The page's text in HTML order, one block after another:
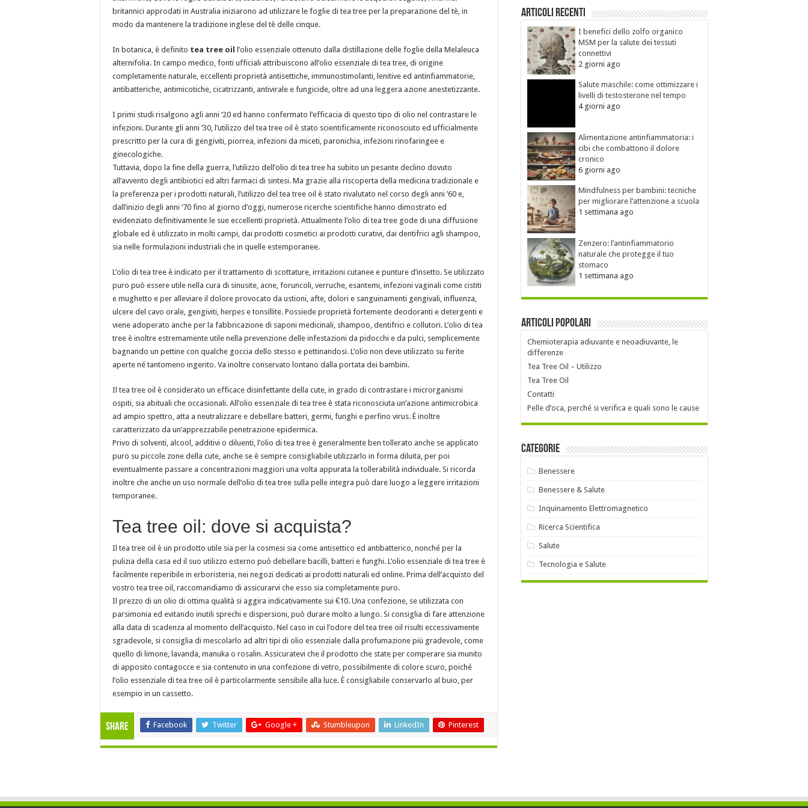
britannici approdati in Australia iniziarono ad utilizzare le foglie di tea tree per la preparazione del tè, in
modo da mantenere la tradizione inglese del tè delle cinque.
In botanica, è definito tea tree oil
l’olio essenziale ottenuto dalla distillazione delle foglie della Melaleuca
alternifolia. In campo medico, fonti ufficiali attribuiscono all’olio essenziale di tea tree, di origine
completamente naturale, eccellenti proprietà antisettiche, immunostimolanti, lenitive ed antinfiammatorie,
antibatteriche, antimicotiche, cicatrizzanti, antivirale e fungicide, oltre ad una leggera azione anestetizzante.
I primi studi risalgono agli anni ‘20 ed hanno confermato l’efficacia di questo tipo di olio nel contrastare le
infezioni. Durante gli anni ‘30, l’utilizzo del tea tree oil è stato scientificamente riconosciuto ed ufficialmente
prescritto per la cura di gengiviti, piorrea, infezioni da miceti, paronichia, infezioni rinofaringee e
ginecologiche.
Tuttavia, dopo la fine della guerra, l’utilizzo dell’olio di tea tree ha subito un pesante declino dovuto
all’avvento degli antibiotici ed altri farmaci di sintesi. Ma grazie alla riscoperta della medicina tradizionale e
la preferenza per i prodotti naturali, l’utilizzo del tea tree oil è stato rivalutato nel corso degli anni ’60 e,
dall’inizio degli anni ‘70 fino al giorno d’oggi, numerose ricerche scientifiche hanno dimostrato ed
evidenziato definitivamente le sue eccellenti proprietà. Attualmente l’olio di tea tree gode di una diffusione
globale ed è utilizzato in molti campi, dai prodotti cosmetici ai prodotti curativi, dai dentifrici agli shampoo,
sia nelle formulazioni industriali che in quelle estemporanee.
L’olio di tea tree è indicato per il trattamento di scottature, irritazioni cutanee e punture d’insetto. Se utilizzato
puro può essere utile nella cura di sinusite, acne, foruncoli, verruche, esantemi, infezioni vaginali come cistiti
e mughetto e per alleviare il dolore provocato da ustioni, afte, dolori e sanguinamenti gengivali, influenza,
ulcere del cavo orale, gengiviti, herpes e tonsillite. Possiede proprietà fortemente deodoranti e detergenti e
viene adoperato anche per la fabbricazione di saponi medicinali, shampoo, dentifrici e collutori. L’olio di tea
tree è inoltre estremamente utile nella prevenzione delle infestazioni da pidocchi e da pulci, semplicemente
bagnando un pettine con qualche goccia dello stesso e pettinandosi. L’olio non deve utilizzato su ferite
aperte né tantomeno ingerito. Va inoltre conservato lontano dalla portata dei bambini.
Il tea tree oil è considerato un efficace disinfettante della cute, in grado di contrastare i microrganismi
ospiti, sia abituali che occasionali. All’olio essenziale di tea tree è stata riconosciuta un’azione antimicrobica
ad ampio spettro, atta a neutralizzare e debellare batteri, germi, funghi e perfino virus. È inoltre
caratterizzato da un’apprezzabile penetrazione epidermica.
Privo di solventi, alcool, additivi o diluenti, l’olio di tea tree è generalmente ben tollerato anche se applicato
puro su piccole zone della cute, anche se è sempre consigliabile utilizzarlo in forma diluita, per poi
eventualmente passare a concentrazioni maggiori una volta appurata la tollerabilità individuale. Si ricorda
inoltre che anche un uso normale dell’olio di tea tree sulla pelle integra può dare luogo a leggere irritazioni
temporanee.
Tea tree oil: dove si acquista?
Il tea tree oil è un prodotto utile sia per la cosmesi sia come antisettico ed antibatterico, nonché per la
pulizia della casa ed il suo utilizzo esterno può debellare bacilli, batteri e funghi. L’olio essenziale di tea tree è
facilmente reperibile in erboristeria, nei negozi dedicati ai prodotti naturali ed online. Prima dell’acquisto del
vostro tea tree oil, raccomandiamo di assicurarvi che esso sia completamente puro.
Il prezzo di un olio di ottima qualità si aggira indicativamente sui €10. Una confezione, se utilizzata con
parsimonia ed evitando inutili sprechi e dispersioni, può durare molto a lungo. Si consiglia di fare attenzione
alla data di scadenza al momento dell’acquisto. Nel caso in cui l’odore del tea tree oil risulti eccessivamente
sgradevole, si consiglia di mescolarlo ad altri tipi di olio essenziale dalla profumazione più gradevole, come
quello di limone, lavanda, manuka o rosalin. Assicuratevi che il prodotto che state per comperare sia munito
di apposito contagocce e sia contenuto in una confezione di vetro, possibilmente di colore scuro, poiché
l’olio essenziale di tea tree oil è particolarmente sensibile alla luce. È consigliabile conservarlo al buio, per
esempio in un cassetto.
Share Facebook Twitter Google + Stumbleupon LinkedIn Pinterest
Articoli recenti
I benefici dello zolfo organico
MSM per la salute dei tessuti
connettivi
2 giorni ago
Salute maschile: come ottimizzare i
livelli di testosterone nel tempo
4 giorni ago
Alimentazione antinfiammatoria: i
cibi che combattono il dolore
cronico
6 giorni ago
Mindfulness per bambini: tecniche
per migliorare l’attenzione a scuola
1 settimana ago
Zenzero: l’antinfiammatorio
naturale che protegge il tuo
stomaco
1 settimana ago
Articoli popolari
Chemioterapia adiuvante e neoadiuvante, le
differenze
Tea Tree Oil – Utilizzo
Tea Tree Oil
Contatti
Pelle d’oca, perché si verifica e quali sono le cause
Categorie
Benessere
Benessere & Salute
Inquinamento Elettromagnetico
Ricerca Scientifica
Salute
Tecnologia e Salute